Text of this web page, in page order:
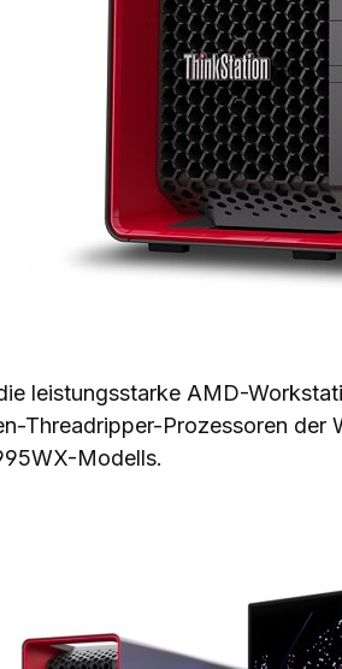
leistungsstarke AMD-
Threadripper-Prozessoren
Modells.